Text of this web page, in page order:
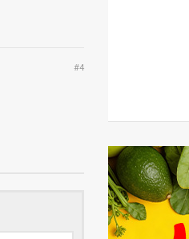
#4